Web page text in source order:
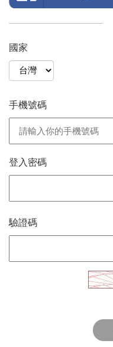
國家
手機號碼
登入密碼
驗證碼